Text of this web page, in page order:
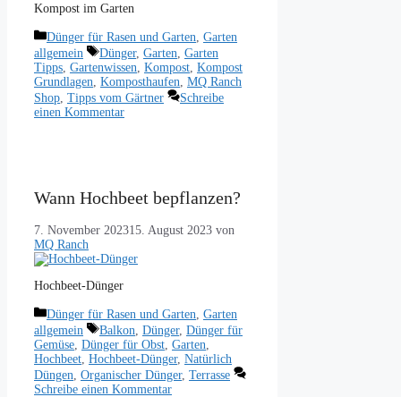
Kompost im Garten
Kategorien
Dünger für Rasen und Garten Garten
allgemein
Schlagwörter
Dünger, Garten Garten
Tipps Gartenwissen Kompost Kompost
Grundlagen Komposthaufen MQ Ranch
Shop Tipps vom Gärtner
Schreibe
einen Kommentar
Wann Hochbeet bepflanzen?
7. November 202315. August 2023 von
MQ Ranch
Hochbeet-Dünger
Kategorien
Dünger für Rasen und Garten Garten
allgemein
Schlagwörter
Balkon Dünger, Dünger für
Gemüse Dünger für Obst Garten
Hochbeet Hochbeet-Dünger, Natürlich
Düngen Organischer Dünger, Terrasse
Schreibe einen Kommentar